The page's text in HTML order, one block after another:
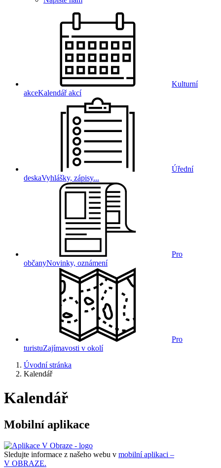
Kulturní
akceKalendář akcí
Úřední
deskaVyhlášky, zápisy...
Pro
občanyNovinky, oznámení
Pro
turistuZajímavosti v okolí
Úvodní stránka
Kalendář
Kalendář
Mobilní aplikace
Sledujte informace z našeho webu v mobilní aplikaci –
V OBRAZE.